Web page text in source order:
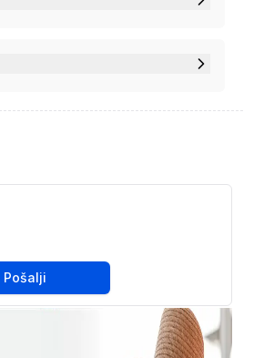
Pošalji